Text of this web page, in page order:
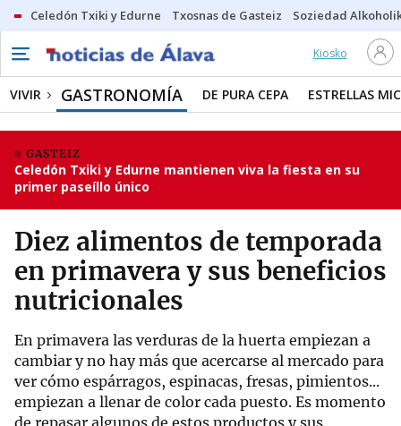
Celedón Txiki y Edurne Txosnas de Gasteiz Soziedad
Kiosko
VIVIR GASTRONOMÍA DE PURA CEPA ESTRELLAS
GASTEIZ
Celedón Txiki y Edurne mantienen viva la fiesta en su
primer paseíllo único
Diez alimentos de temporada
en primavera y sus beneficios
nutricionales
En primavera las verduras de la huerta empiezan a
cambiar y no hay más que acercarse al mercado para
ver cómo espárragos, espinacas, fresas, pimientos...
empiezan a llenar de color cada puesto. Es momento
de repasar algunos de estos productos y sus